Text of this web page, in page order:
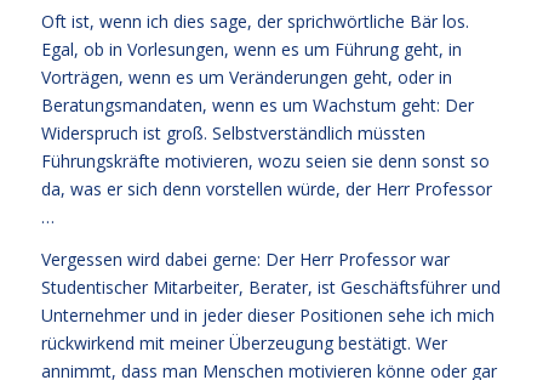
Oft ist, wenn ich dies sage, der sprichwörtliche Bär los.
Egal, ob in Vorlesungen, wenn es um Führung geht, in
Vorträgen, wenn es um Veränderungen geht, oder in
Beratungsmandaten, wenn es um Wachstum geht: Der
Widerspruch ist groß. Selbstverständlich müssten
Führungskräfte motivieren, wozu seien sie denn sonst so
da, was er sich denn vorstellen würde, der Herr Professor
…
Vergessen wird dabei gerne: Der Herr Professor war
Studentischer Mitarbeiter, Berater, ist Geschäftsführer und
Unternehmer und in jeder dieser Positionen sehe ich mich
rückwirkend mit meiner Überzeugung bestätigt. Wer
annimmt, dass man Menschen motivieren könne oder gar